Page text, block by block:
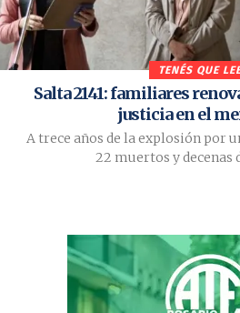
TENÉS QUE
Salta 2141: familiares
justicia en el
A trece años de la explosión por
22 muertos y decenas